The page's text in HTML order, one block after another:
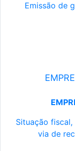
Emissão de
Situação
via de